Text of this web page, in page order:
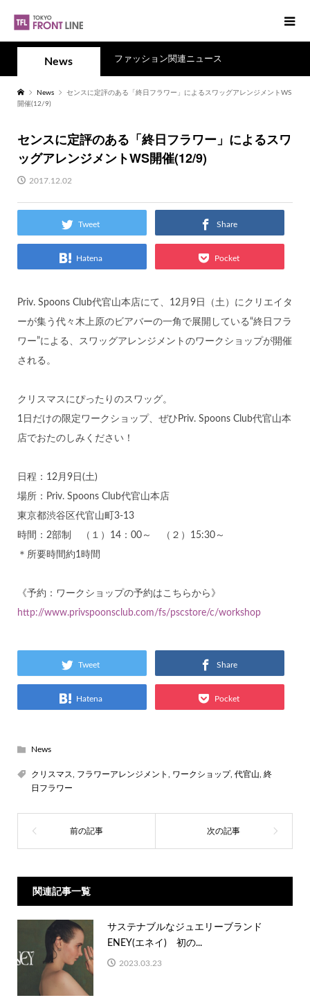
News ファッション関連ニュース
News
センスに定評のある「終日フラワー」によるスワッグアレンジメントWS
開催(12/9)
センスに定評のある「終日フラワー」によるスワ
ッグアレンジメントWS開催(12/9)
2017.12.02
Tweet Share
Hatena Pocket
Priv. Spoons Club代官山本店にて、12月9日（土）にクリエイタ
ーが集う代々木上原のビアバーの一角で展開している“終日フラ
ワー”による、スワッグアレンジメントのワークショップが開催
される。
クリスマスにぴったりのスワッグ。
1日だけの限定ワークショップ、ぜひPriv. Spoons Club代官山本
店でおたのしみください！
日程：12月9日(土)
場所：Priv. Spoons Club代官山本店
東京都渋谷区代官山町3-13
時間：2部制 （１）14：00～ （２）15:30～
＊所要時間約1時間
《予約：ワークショップの予約はこちらから》
http://www.privspoonsclub.com/fs/pscstore/c/workshop
Tweet Share
Hatena Pocket
News
クリスマス フラワーアレンジメント ワークショップ, 代官山 終
日フラワー
関連記事一覧
サステナブルなジュエリーブランド
ENEY(エネイ) 初の...
2023.03.23